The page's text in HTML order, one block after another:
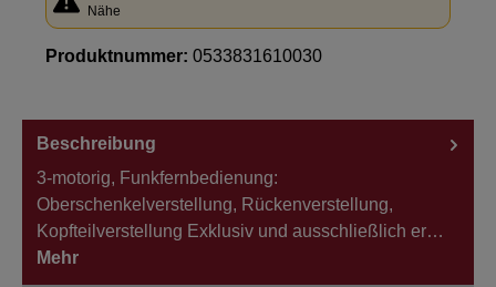
Nähe
Produktnummer: 0533831610030
Beschreibung
3-motorig, Funkfernbedienung:
Oberschenkelverstellung, Rückenverstellung,
Kopfteilverstellung Exklusiv und ausschließlich er…
Mehr